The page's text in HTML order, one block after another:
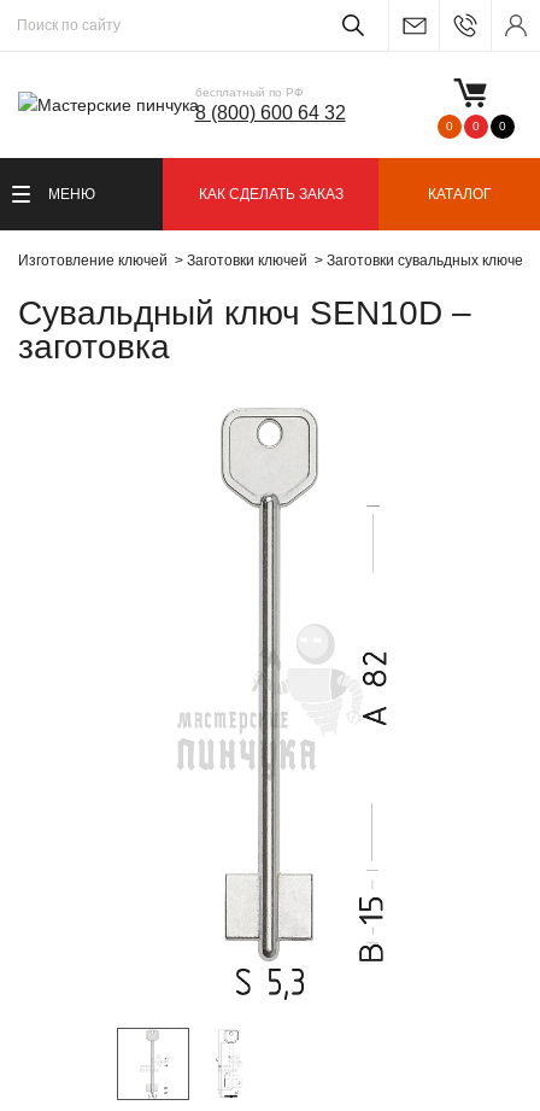
бесплатный по РФ
8 (800) 600 64 32
0 0 0
МЕНЮ КАК СДЕЛАТЬ ЗАКАЗ КАТАЛОГ
Изготовление ключей Заготовки ключей Заготовки сувальдных ключей
Сувальдный ключ SEN10D –
заготовка